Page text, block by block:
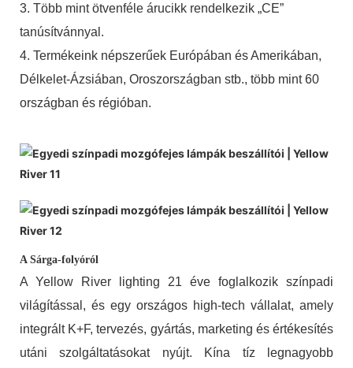
3. Több mint ötvenféle árucikk rendelkezik „CE”
tanúsítvánnyal.
4. Termékeink népszerűek Európában és Amerikában,
Délkelet-Ázsiában, Oroszországban stb., több mint 60
országban és régióban.
A Sárga-folyóról
A Yellow River lighting 21 éve foglalkozik színpadi
világítással, és egy országos high-tech vállalat, amely
integrált K+F, tervezés, gyártás, marketing és értékesítés
utáni szolgáltatásokat nyújt. Kína tíz legnagyobb